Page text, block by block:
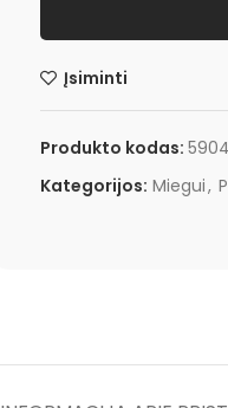
Įsiminti
Produkto kodas:
Kategorijos: Miegui,